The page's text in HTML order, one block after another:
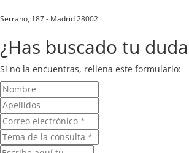
Serrano, 187 - Madrid 28002
¿Has buscado tu
Si no la encuentras, rellena este formulario: